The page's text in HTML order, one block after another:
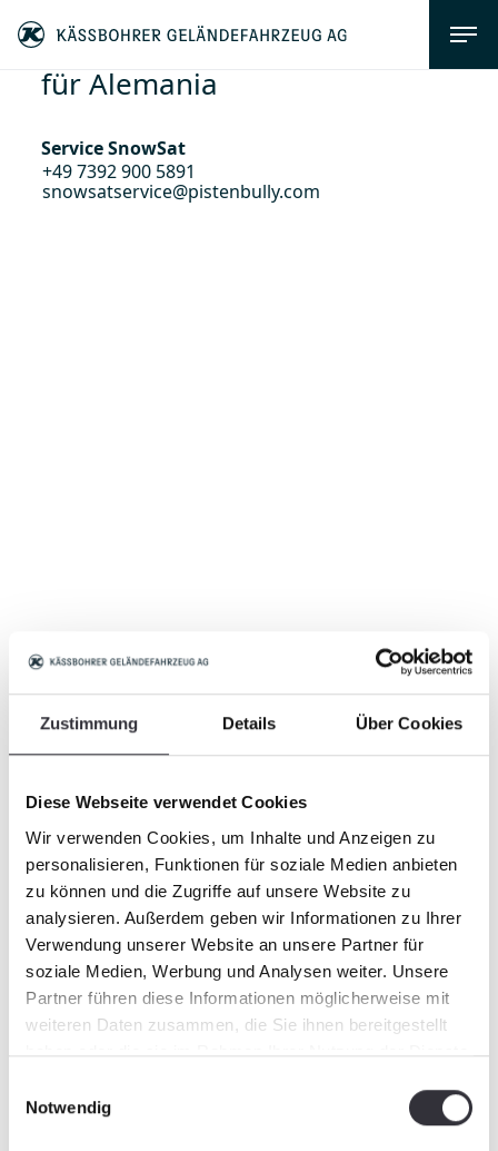
Zustimmung Details Über Cookies
Diese Webseite verwendet Cookies
Wir verwenden Cookies, um Inhalte und Anzeigen zu
personalisieren, Funktionen für soziale Medien anbieten
zu können und die Zugriffe auf unsere Website zu
analysieren. Außerdem geben wir Informationen zu Ihrer
Verwendung unserer Website an unsere Partner für
soziale Medien, Werbung und Analysen weiter. Unsere
Partner führen diese Informationen möglicherweise mit
weiteren Daten zusammen, die Sie ihnen bereitgestellt
haben oder die sie im Rahmen Ihrer Nutzung der Dienste
Notwendig
für Alemania
Service SnowSat
+49 7392 900 5891
snowsatservice@pistenbully.com